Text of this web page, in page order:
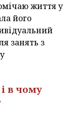
життя у
його
занять з
в чому